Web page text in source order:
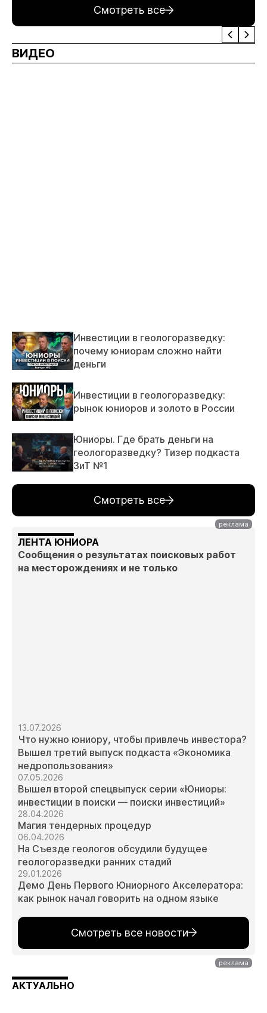
Смотреть все
ВИДЕО
Инвестиции в геологоразведку:
почему юниорам сложно найти
деньги
Инвестиции в геологоразведку:
рынок юниоров и золото в России
Юниоры. Где брать деньги на
геологоразведку? Тизер подкаста
ЗиТ №1
Смотреть все
ЛЕНТА ЮНИОРА
Сообщения о результатах поисковых работ
на месторождениях и не только
13.07.2026
Что нужно юниору, чтобы привлечь инвестора?
Вышел третий выпуск подкаста «Экономика
недропользования»
07.05.2026
Вышел второй спецвыпуск серии «Юниоры:
инвестиции в поиски — поиски инвестиций»
28.04.2026
Магия тендерных процедур
06.04.2026
На Съезде геологов обсудили будущее
геологоразведки ранних стадий
29.01.2026
Демо День Первого Юниорного Акселератора:
как рынок начал говорить на одном языке
Смотреть все новости
АКТУАЛЬНО